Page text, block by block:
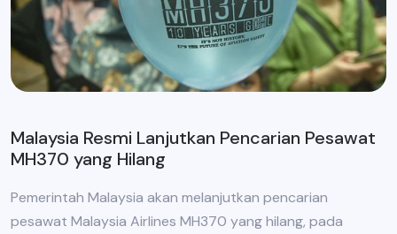
Malaysia Resmi Lanjutkan Pencarian Pesawat
MH370 yang Hilang
Pemerintah Malaysia akan melanjutkan pencarian
pesawat Malaysia Airlines MH370 yang hilang, pada